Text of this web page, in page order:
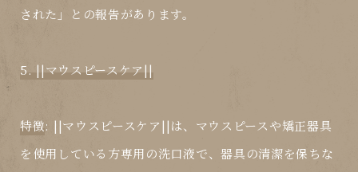
された」との報告があります。
5. ||マウスピースケア||
特徴: ||マウスピースケア||は、マウスピースや矯正器具
を使用している方専用の洗口液で、器具の清潔を保ちな